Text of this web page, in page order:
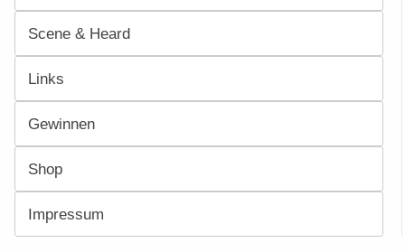
Scene & Heard
Links
Gewinnen
Shop
Impressum